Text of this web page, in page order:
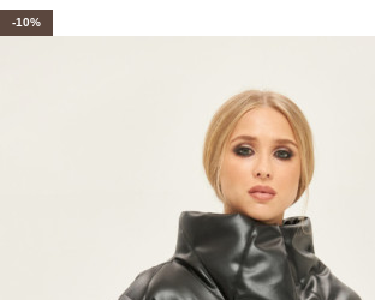
-10%